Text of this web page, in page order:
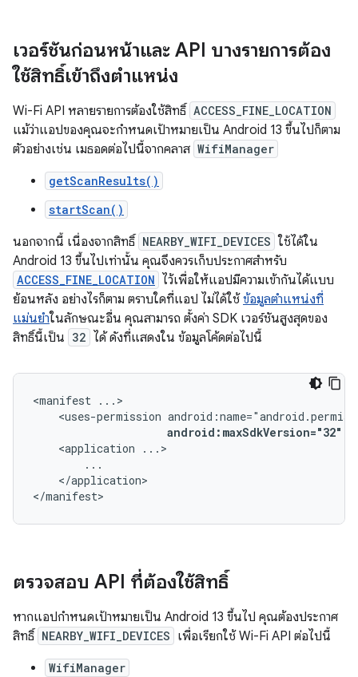
เวอร์ชันก่อนหน้าและ API บางรายการต้อง
ใช้สิทธิ์เข้าถึงตำแหน่ง
Wi-Fi API หลายรายการต้องใช้สิทธิ์ ACCESS_FINE_LOCATION
แม้ว่าแอปของคุณจะกำหนดเป้าหมายเป็น Android 13 ขึ้นไปก็ตาม
ตัวอย่างเช่น เมธอดต่อไปนี้จากคลาส WifiManager
getScanResults()
startScan()
นอกจากนี้ เนื่องจากสิทธิ์ NEARBY_WIFI_DEVICES ใช้ได้ใน
Android 13 ขึ้นไปเท่านั้น คุณจึงควรเก็บประกาศสำหรับ
ACCESS_FINE_LOCATION ไว้เพื่อให้แอปมีความเข้ากันได้แบบ
ย้อนหลัง อย่างไรก็ตาม ตราบใดที่แอป ไม่ได้ใช้ ข้อมูลตำแหน่งที่
แม่นยำในลักษณะอื่น คุณสามารถ ตั้งค่า SDK เวอร์ชันสูงสุดของ
สิทธิ์นี้เป็น 32 ได้ ดังที่แสดงใน ข้อมูลโค้ดต่อไปนี้
<manifest
<uses-permission
android:maxSdkVersion="32"
<application
</application>
</manifest>
ตรวจสอบ API ที่ต้องใช้สิทธิ์
หากแอปกำหนดเป้าหมายเป็น Android 13 ขึ้นไป คุณต้องประกาศ
สิทธิ์ NEARBY_WIFI_DEVICES เพื่อเรียกใช้ Wi-Fi API ต่อไปนี้
WifiManager